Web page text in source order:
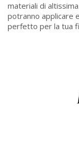
materiali di
potranno applicare
perfetto per la tua